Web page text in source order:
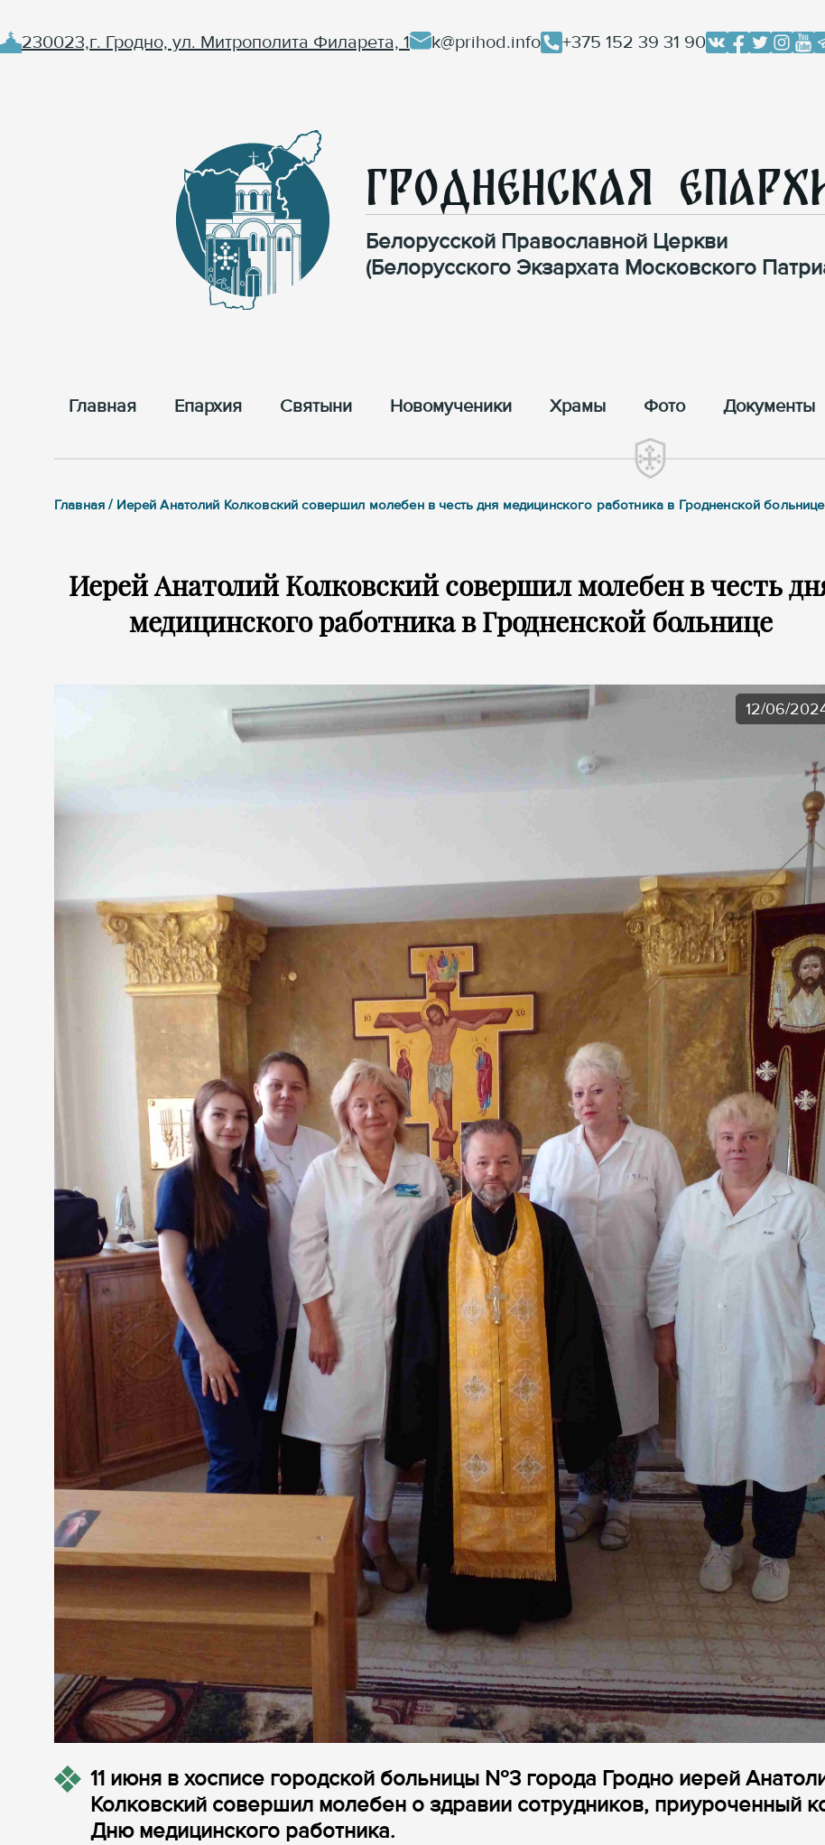
230023,г. Гродно, ул. Митрополита Филарета, 1 k@prihod.info +375 152 39 31 90
Гродненская
Белорусской Православной Церкви
(Белорусского Экзархата Московского
Главная Епархия Cвятыни Новомученики Храмы Фото Документы
Главная / Иерей Анатолий Колковский совершил молебен в честь дня медицинского работника в Гродненской больнице
Иерей Анатолий Колковский совершил молебен в честь
медицинского работника в Гродненской больнице
12/06/
11 июня в хосписе городской больницы №3 города Гродно иерей
Колковский совершил молебен о здравии сотрудников, приуроченный
Дню медицинского работника.